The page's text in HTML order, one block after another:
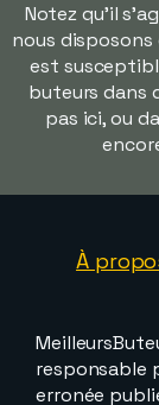
Notez qu'il
nous disposons
est
buteurs dans
pas ici, ou
À
responsable
erronée